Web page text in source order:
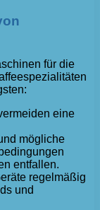
für die
eine
mögliche
entfallen.
regelmäßig
und